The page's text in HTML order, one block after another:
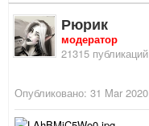
Рюрик
модератор
21315 публикаций
Опубликовано: 31 Mar 2020